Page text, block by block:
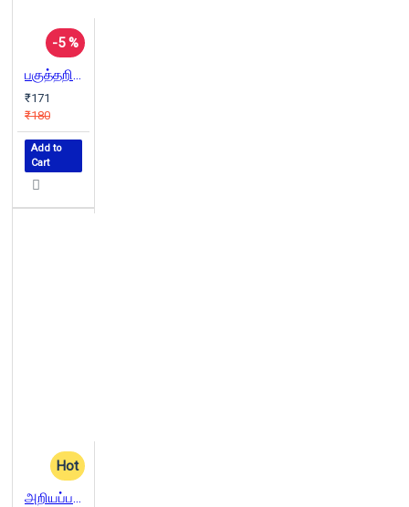
-5 %
பகுத்தறிவின் சிகரம் பெரியார் ஈ.வெ.ரா
₹171
₹180
Add to
Cart
Hot
அறியப்படாத தமிழகம்